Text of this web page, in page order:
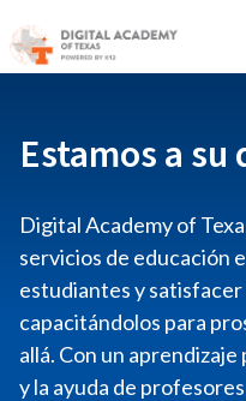
¡Aún quedan plazas para
curso escolar 2026-2027!
matricularte
Estamos a
Digital Academy of
servicios de educación
estudiantes y satisfacer
capacitándolos para
allá. Con un
y la ayuda de